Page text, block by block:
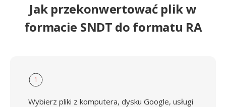
Jak przekonwertować plik w
formacie SNDT do formatu RA
1
Wybierz pliki z komputera, dysku Google, usługi